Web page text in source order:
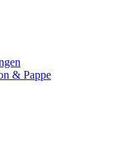
& Pappe